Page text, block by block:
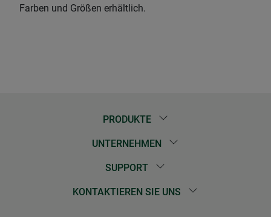
Farben und Größen erhältlich.
PRODUKTE
UNTERNEHMEN
SUPPORT
KONTAKTIEREN SIE UNS